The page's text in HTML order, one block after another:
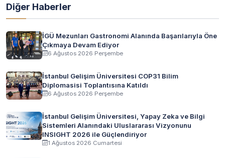
Diğer Haberler
İGÜ Mezunları Gastronomi Alanında Başarılarıyla Öne
Çıkmaya Devam Ediyor
6 Ağustos 2026 Perşembe
İstanbul Gelişim Üniversitesi COP31 Bilim
Diplomasisi Toplantısına Katıldı
6 Ağustos 2026 Perşembe
İstanbul Gelişim Üniversitesi, Yapay Zeka ve Bilgi
Sistemleri Alanındaki Uluslararası Vizyonunu
INSIGHT 2026 ile Güçlendiriyor
1 Ağustos 2026 Cumartesi